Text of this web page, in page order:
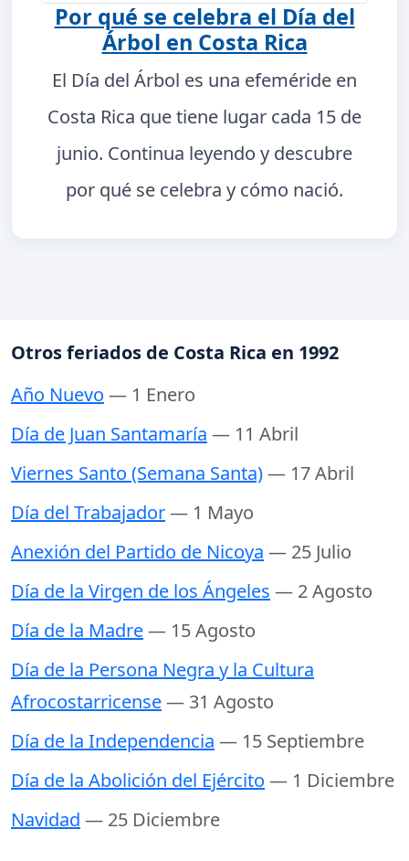
Por qué se celebra el Día del
Árbol en Costa Rica
El Día del Árbol es una efeméride en
Costa Rica que tiene lugar cada 15 de
junio. Continua leyendo y descubre
por qué se celebra y cómo nació.
Otros feriados de Costa Rica en 1992
Año Nuevo — 1 Enero
Día de Juan Santamaría — 11 Abril
Viernes Santo (Semana Santa)— 17 Abril
Día del Trabajador— 1 Mayo
Anexión del Partido de Nicoya — 25 Julio
Día de la Virgen de los Ángeles — 2 Agosto
Día de la Madre— 15 Agosto
Día de la Persona Negra y la Cultura
Afrocostarricense— 31 Agosto
Día de la Independencia — 15 Septiembre
Día de la Abolición del Ejército — 1 Diciembre
Navidad — 25 Diciembre